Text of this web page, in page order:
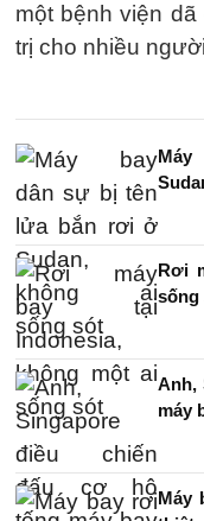
một bệnh viện
trị cho nhiều
Rơi
sống
Anh,
máy
Máy